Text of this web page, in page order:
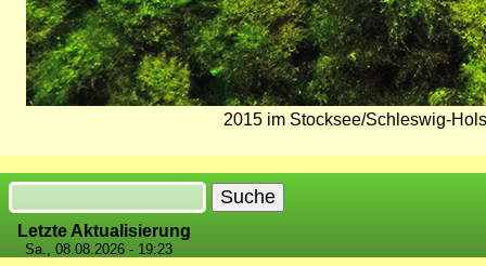
2015 im Stocksee/Schleswig-
Suche
Letzte Aktualisierung
Sa., 08.08.2026 - 19:23